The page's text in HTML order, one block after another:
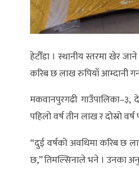
हेटौँडा । स्थानीय स्तरमा खेर
करिब छ लाख रुपियाँ आम्दानी
मकवानपुरगढी
पहिलो वर्ष तीन लाख र दोस्रो
“दुई वर्षको अवधिमा करिब छ
छ,” तिमल्सिनाले भने । उनका